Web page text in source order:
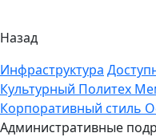
Назад
Инфраструктура
Культурный Политех
Корпоративный стиль
Административные